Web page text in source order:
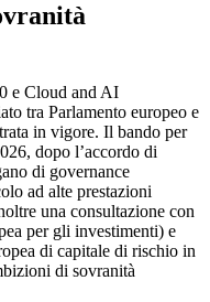
e Cloud and AI
tra Parlamento europeo e
in vigore. Il bando per
dopo l’accordo di
di governance
ad alte prestazioni
una consultazione con
per gli investimenti) e
di capitale di rischio in
di sovranità